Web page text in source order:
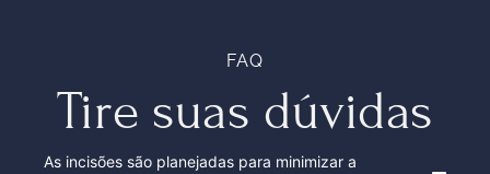
FAQ
Tire suas dúvidas
As incisões são planejadas para minimizar a